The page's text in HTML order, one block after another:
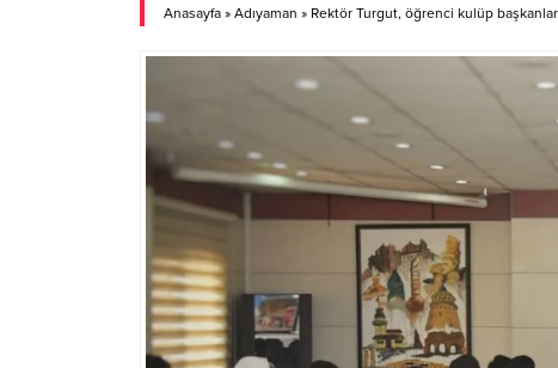
Anasayfa » Adıyaman » Rektör Turgut, öğrenci kulüp